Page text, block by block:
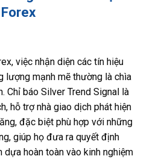
việc nhận diện các tín hiệu
lượng mạnh mẽ thường là chìa
Chỉ báo Silver Trend Signal là
hỗ trợ nhà giao dịch phát hiện
đặc biệt phù hợp với những
giúp họ đưa ra quyết định
dựa hoàn toàn vào kinh nghiệm